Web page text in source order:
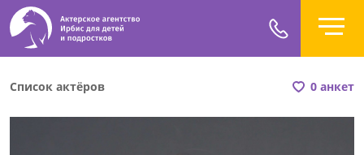
Список актёров 0 анкет